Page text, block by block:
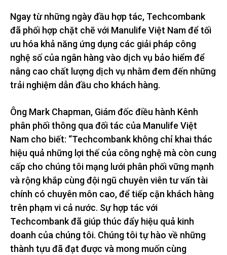
Ngay từ những ngày đầu hợp tác, Techcombank
đã phối hợp chặt chẽ với Manulife Việt Nam để tối
ưu hóa khả năng ứng dụng các giải pháp công
nghệ số của ngân hàng vào dịch vụ bảo hiểm để
nâng cao chất lượng dịch vụ nhằm đem đến những
trải nghiệm dẫn đầu cho khách hàng.
Ông Mark Chapman, Giám đốc điều hành Kênh
phân phối thông qua đối tác của Manulife Việt
Nam cho biết: “Techcombank không chỉ khai thác
hiệu quả những lợi thế của công nghệ mà còn cung
cấp cho chúng tôi mạng lưới phân phối vững mạnh
và rộng khắp cùng đội ngũ chuyên viên tư vấn tài
chính có chuyên môn cao, để tiếp cận khách hàng
trên phạm vi cả nước. Sự hợp tác với
Techcombank đã giúp thúc đẩy hiệu quả kinh
doanh của chúng tôi. Chúng tôi tự hào về những
thành tựu đã đạt được và mong muốn cùng